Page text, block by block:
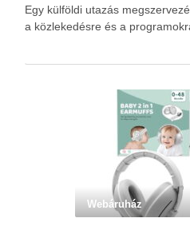
Egy külföldi utazás
a közlekedésre és a
Webáruház